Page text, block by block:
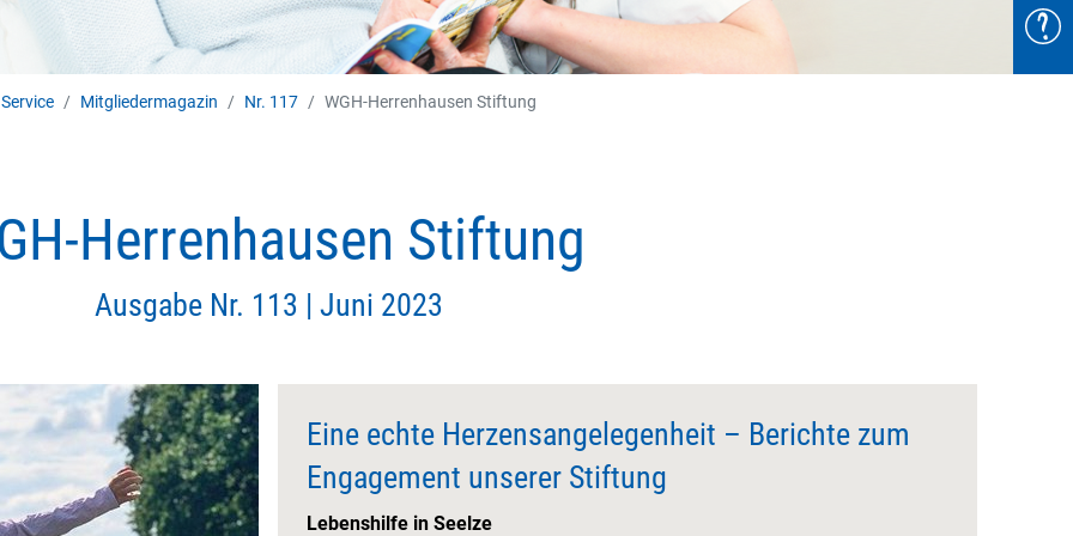
Service Mitgliedermagazin Nr. 117 WGH-Herrenhausen Stiftung
Herrenhausen Stiftung
Ausgabe Nr. 113 | Juni 2023
Eine echte Herzensangelegenheit – Berichte zum
Engagement unserer Stiftung
Lebenshilfe in Seelze